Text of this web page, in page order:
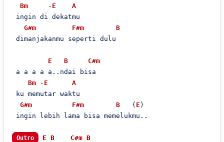
Bm
     -
E
A
ingin di dekatmu
G#m
F#m
B
dimanjakanmu seperti dulu
E B
C#m
a a a a a..ndai bisa
Bm - E
A
ku memutar waktu
G#m
F#m B
   (
E )
ingin lebih lama bisa memelukmu..
Outro E B C#m B